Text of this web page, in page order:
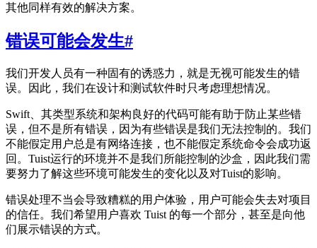
其他同样有效的解决方案。
错误可能会发生#
我们开发人员有一种固有的诱惑力，就是无视可能发生的错
误。因此，我们在设计和测试软件时只考虑理想情况。
Swift、其类型系统和架构良好的代码可能有助于防止某些错
误，但不是所有错误，因为有些错误是我们无法控制的。我们
不能假定用户总是有网络连接，也不能假定系统命令会成功返
回。Tuist运行的环境并不是我们所能控制的沙盒，因此我们需
要努力了解这些环境可能发生的变化以及对Tuist的影响。
错误处理不当会导致糟糕的用户体验，用户可能会失去对项目
的信任。我们希望用户喜欢 Tuist 的每一个部分，甚至是向他
们展示错误的方式。